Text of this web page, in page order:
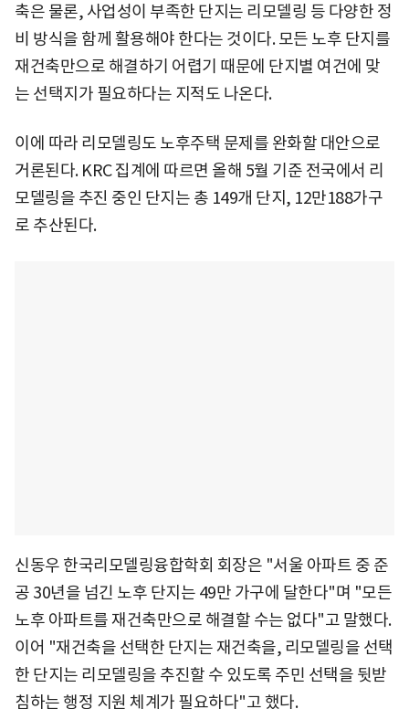
축은 물론, 사업성이 부족한 단지는 리모델링 등 다양한 정
비 방식을 함께 활용해야 한다는 것이다. 모든 노후 단지를
재건축만으로 해결하기 어렵기 때문에 단지별 여건에 맞
는 선택지가 필요하다는 지적도 나온다.
이에 따라 리모델링도 노후주택 문제를 완화할 대안으로
거론된다. KRC 집계에 따르면 올해 5월 기준 전국에서 리
모델링을 추진 중인 단지는 총 149개 단지, 12만188가구
로 추산된다.
신동우 한국리모델링융합학회 회장은 "서울 아파트 중 준
공 30년을 넘긴 노후 단지는 49만 가구에 달한다"며 "모든
노후 아파트를 재건축만으로 해결할 수는 없다"고 말했다.
이어 "재건축을 선택한 단지는 재건축을, 리모델링을 선택
한 단지는 리모델링을 추진할 수 있도록 주민 선택을 뒷받
침하는 행정 지원 체계가 필요하다"고 했다.